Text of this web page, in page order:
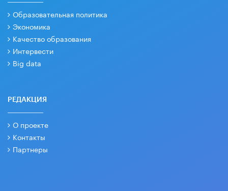
Образовательная политика
Экономика
Качество образования
Интервести
Big data
РЕДАКЦИЯ
О проекте
Контакты
Партнеры